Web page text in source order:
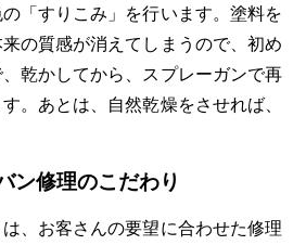
「すりこみ」を行います。塗料を
の質感が消えてしまうので、初め
乾かしてから、スプレーガンで再
。あとは、自然乾燥をさせれば、
ン修理のこだわり
、お客さんの要望に合わせた修理